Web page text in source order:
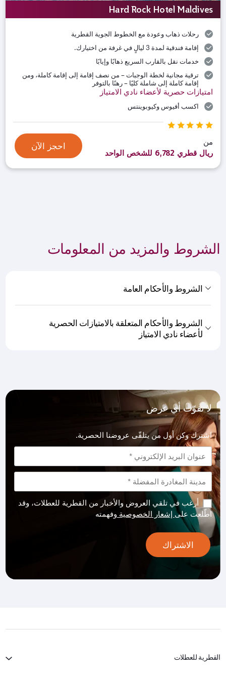
Hard Rock Hotel Maldives
رحلات ذهاب وعودة مع الخطوط الجوية القطرية
إقامة فندقية لمدة 3 ليالٍ في غرفة من اختيارك.
خدمات نقل بالقارب السريع ذهابًا وإيابًا
ترقية مجانية لخطة الوجبات – من نصف إقامة إلى إقامة كاملة، ومن
إقامة كاملة إلى شاملة كليًا – رهنًا بالتوفر
امتيازات حصرية لأعضاء نادي الامتياز
اكسب أفيوس وكيوبوينتس
من
ريال قطري 6,782 للشخص الواحد
احجز الآن
الشروط والمزيد من المعلومات
الشروط والأحكام العامة
الشروط والأحكام المتعلقة بالامتيازات الحصرية
لأعضاء نادي الامتياز
لا تفوّت أي عرض
اشترك وكن أول من يتلقّى عروضنا الحصرية.
أرغب في تلقي العروض والأخبار من القطرية للعطلات، وقد
اطّلعت على إشعار الخصوصية وفهمته
الاشتراك
القطرية للعطلات